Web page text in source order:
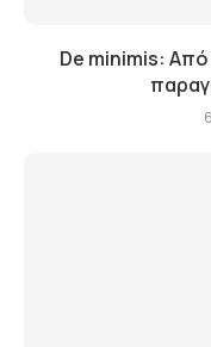
De minimis: Από